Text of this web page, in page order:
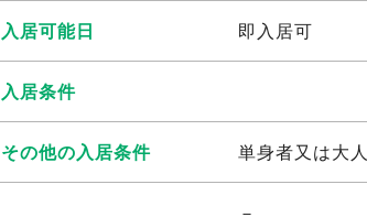
入居可能日 即入居可
入居条件
その他の入居条件 単身者又は大